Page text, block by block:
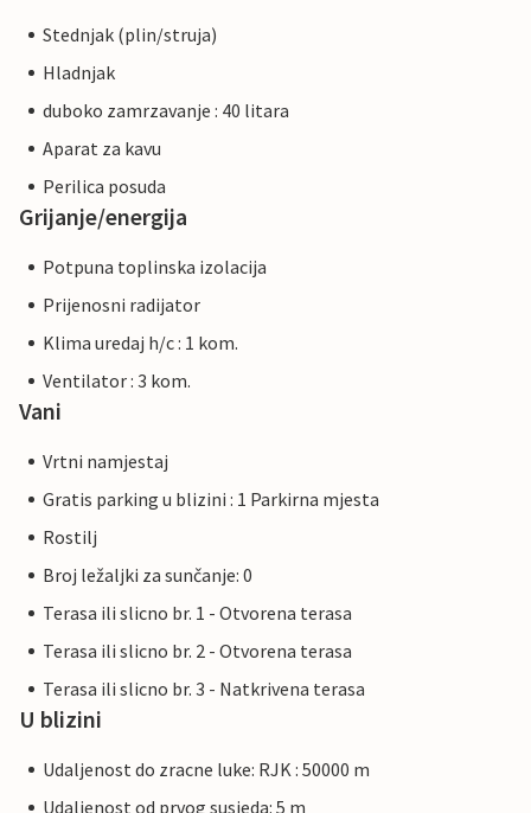
Stednjak (plin/struja)
Hladnjak
duboko zamrzavanje : 40 litara
Aparat za kavu
Perilica posuda
Grijanje/energija
Potpuna toplinska izolacija
Prijenosni radijator
Klima uredaj h/c : 1 kom.
Ventilator : 3 kom.
Vani
Vrtni namjestaj
Gratis parking u blizini : 1 Parkirna mjesta
Rostilj
Broj ležaljki za sunčanje: 0
Terasa ili slicno br. 1 - Otvorena terasa
Terasa ili slicno br. 2 - Otvorena terasa
Terasa ili slicno br. 3 - Natkrivena terasa
U blizini
Udaljenost do zracne luke: RJK : 50000 m
Udaljenost od prvog susjeda: 5 m